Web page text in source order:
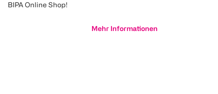
BIPA Online Shop!
Mehr Informationen